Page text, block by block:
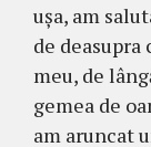
uşa, am
de
meu, de
gemea de
am aruncat